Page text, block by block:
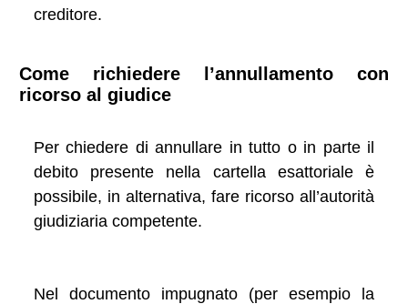
creditore.
Come richiedere l’annullamento con
ricorso al giudice
Per chiedere di annullare in tutto o in parte il
debito presente nella cartella esattoriale è
possibile, in alternativa, fare ricorso all’autorità
giudiziaria competente.
Nel documento impugnato (per esempio la